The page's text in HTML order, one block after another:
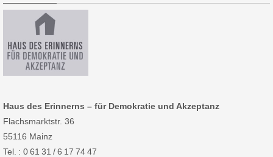
Haus des Erinnerns – für Demokratie und Akzeptanz
Flachsmarktstr. 36
55116 Mainz
Tel. : 0 61 31 / 6 17 74 47